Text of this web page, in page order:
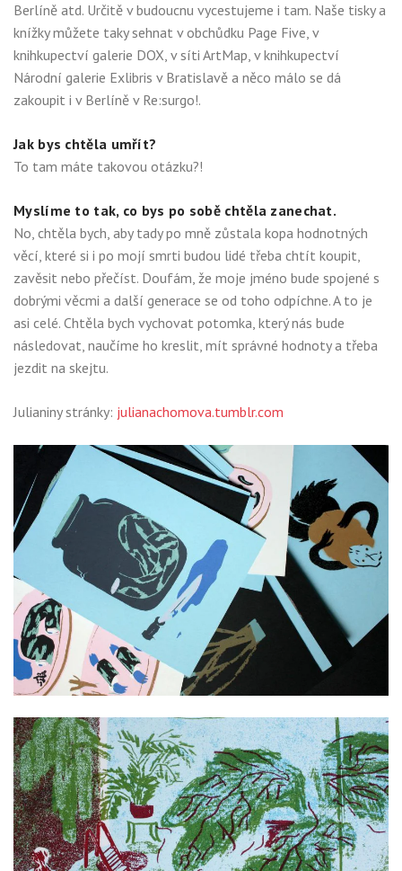
Berlíně atd. Určitě v budoucnu vycestujeme i tam. Naše tisky a
knížky můžete taky sehnat v obchůdku Page Five, v
knihkupectví galerie DOX, v síti ArtMap, v knihkupectví
Národní galerie Exlibris v Bratislavě a něco málo se dá
zakoupit i v Berlíně v Re:surgo!.
Jak bys chtěla umřít?
To tam máte takovou otázku?!
Myslíme to tak, co bys po sobě chtěla zanechat.
No, chtěla bych, aby tady po mně zůstala kopa hodnotných
věcí, které si i po mojí smrti budou lidé třeba chtít koupit,
zavěsit nebo přečíst. Doufám, že moje jméno bude spojené s
dobrými věcmi a další generace se od toho odpíchne. A to je
asi celé. Chtěla bych vychovat potomka, který nás bude
následovat, naučíme ho kreslit, mít správné hodnoty a třeba
jezdit na skejtu.
Julianiny stránky: julianachomova.tumblr.com